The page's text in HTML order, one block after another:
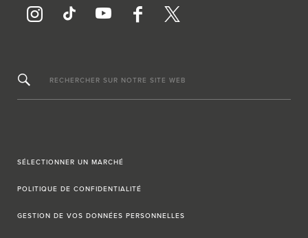
RECHERCHER SUR NOTRE SITE WEB
SÉLECTIONNER UN MARCHÉ
POLITIQUE DE CONFIDENTIALITÉ
GESTION DE VOS DONNÉES PERSONNELLES